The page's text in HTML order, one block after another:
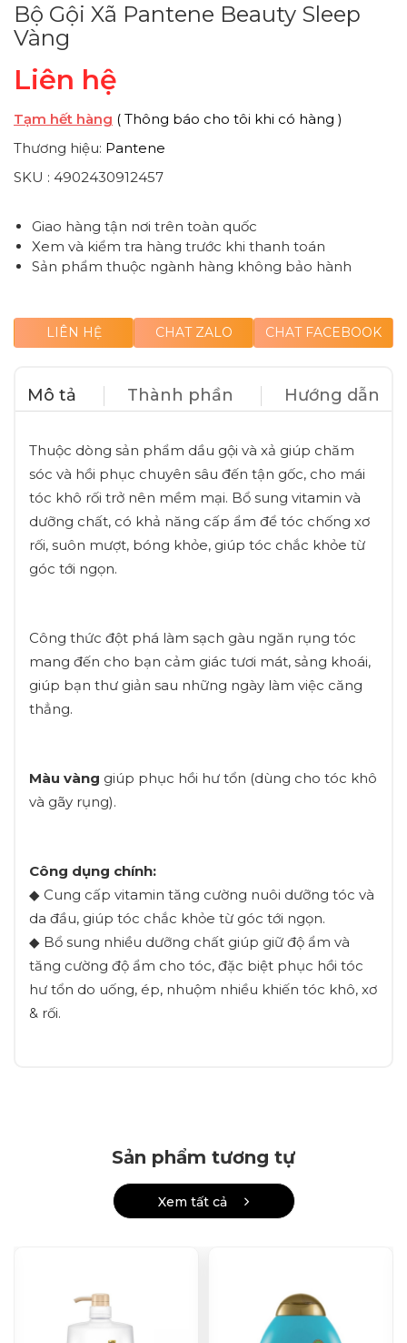
Bộ Gội Xã Pantene Beauty Sleep
Vàng
Liên hệ
Tạm hết hàng ( Thông báo cho tôi khi có hàng )
Thương hiệu: Pantene
SKU : 4902430912457
Giao hàng tận nơi trên toàn quốc
Xem và kiểm tra hàng trước khi thanh toán
Sản phẩm thuộc ngành hàng không bảo hành
LIÊN HỆ CHAT ZALO CHAT FACEBOOK
Mô tả Thành phần Hướng dẫn
Thuộc dòng sản phẩm dầu gội và xả giúp chăm
sóc và hồi phục chuyên sâu đến tận gốc, cho mái
tóc khô rối trở nên mềm mại. Bổ sung vitamin và
dưỡng chất, có khả năng cấp ẩm để tóc chống xơ
rối, suôn mượt, bóng khỏe, giúp tóc chắc khỏe từ
góc tới ngọn.
Công thức đột phá làm sạch gàu ngăn rụng tóc
mang đến cho bạn cảm giác tươi mát, sảng khoái,
giúp bạn thư giản sau những ngày làm việc căng
thẳng.
Màu vàng giúp phục hồi hư tổn (dùng cho tóc khô
và gãy rụng).
Công dụng chính:
◆ Cung cấp vitamin tăng cường nuôi dưỡng tóc và
da đầu, giúp tóc chắc khỏe từ góc tới ngọn.
◆ Bổ sung nhiều dưỡng chất giúp giữ độ ẩm và
tăng cường độ ẩm cho tóc, đặc biệt phục hồi tóc
hư tổn do uống, ép, nhuộm nhiều khiến tóc khô, xơ
& rối.
Sản phẩm tương tự
Xem tất cả